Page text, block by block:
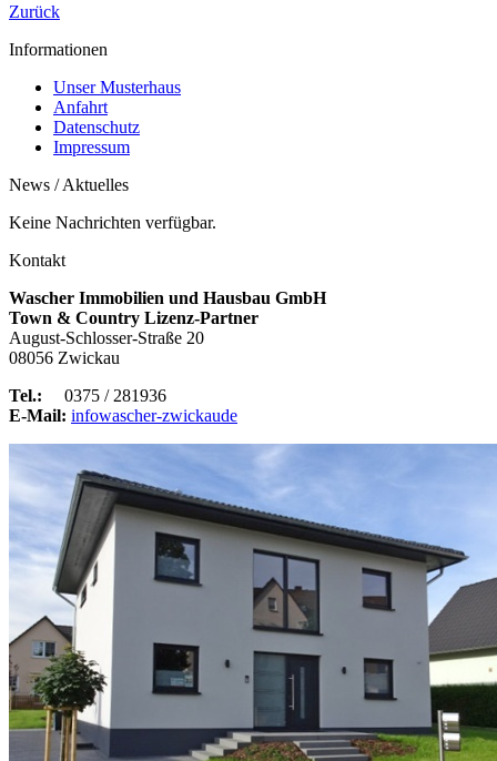
Zurück
Informationen
Unser Musterhaus
Anfahrt
Datenschutz
Impressum
News / Aktuelles
Keine Nachrichten verfügbar.
Kontakt
Wascher Immobilien und Hausbau GmbH
Town & Country Lizenz-Partner
August-Schlosser-Straße 20
08056 Zwickau
Tel.: 0375 / 281936
E-Mail: infowascher-zwickaude